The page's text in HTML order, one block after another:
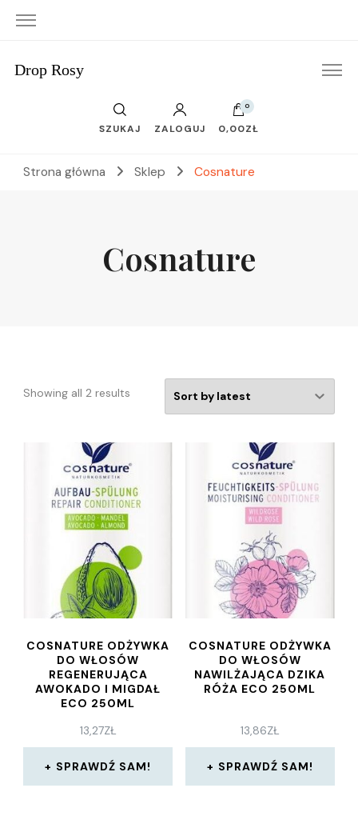
Drop Rosy
SZUKAJ ZALOGUJ
0
0,00ZŁ
Strona główna Sklep Cosnature
Cosnature
Showing all 2 results
COSNATURE ODŻYWKA
DO WŁOSÓW
REGENERUJĄCA
AWOKADO I MIGDAŁ
ECO 250ML
13,27ZŁ
SPRAWDŹ SAM!
COSNATURE ODŻYWKA
DO WŁOSÓW
NAWILŻAJĄCA DZIKA
RÓŻA ECO 250ML
13,86ZŁ
SPRAWDŹ SAM!